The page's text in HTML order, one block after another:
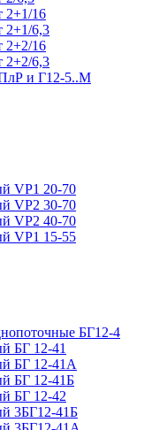
2+1/16
2+1/6,3
2+2/16
2+2/6,3
и Г12-5..М
VP1 20-70
VP2 30-70
VP2 40-70
VP1 15-55
БГ12-4
БГ 12-41
БГ 12-41А
БГ 12-41Б
БГ 12-42
3БГ12-41Б